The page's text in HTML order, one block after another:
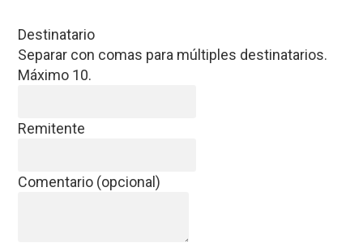
Destinatario
Separar con comas para múltiples destinatarios.
Máximo 10.
Remitente
Comentario (opcional)